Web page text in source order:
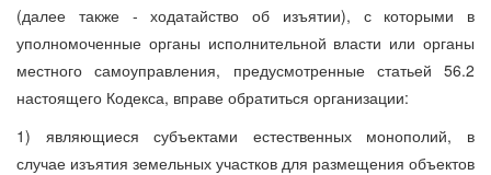
(далее также - ходатайство об изъятии), с которыми в
уполномоченные органы исполнительной власти или органы
местного самоуправления, предусмотренные статьей 56.2
настоящего Кодекса, вправе обратиться организации:
1) являющиеся субъектами естественных монополий, в
случае изъятия земельных участков для размещения объектов